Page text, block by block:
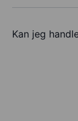
Kan jeg